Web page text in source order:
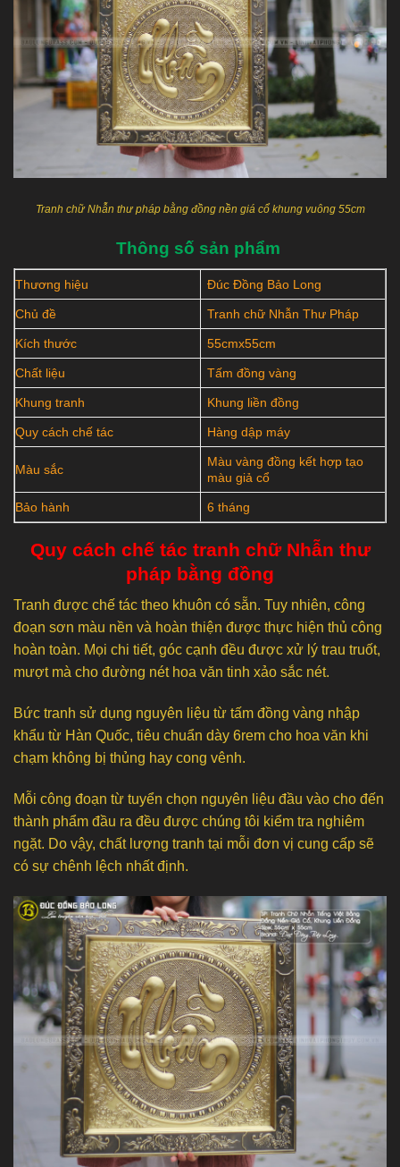
Tranh chữ Nhẫn thư pháp bằng đồng nền giá cổ khung vuông 55cm
Thông số sản phẩm
Thương hiệu Đúc Đồng Bảo Long
Chủ đề Tranh chữ Nhẫn Thư Pháp
Kích thước 55cmx55cm
Chất liệu Tấm đồng vàng
Khung tranh Khung liền đồng
Quy cách chế tác Hàng dập máy
Màu sắc
Màu vàng đồng kết hợp tạo
màu giả cổ
Bảo hành 6 tháng
Quy cách chế tác tranh chữ Nhẫn thư
pháp bằng đồng
Tranh được chế tác theo khuôn có sẵn. Tuy nhiên, công
đoạn sơn màu nền và hoàn thiện được thực hiện thủ công
hoàn toàn. Mọi chi tiết, góc cạnh đều được xử lý trau truốt,
mượt mà cho đường nét hoa văn tinh xảo sắc nét.
Bức tranh sử dụng nguyên liệu từ tấm đồng vàng nhập
khẩu từ Hàn Quốc, tiêu chuẩn dày 6rem cho hoa văn khi
chạm không bị thủng hay cong vênh.
Mỗi công đoạn từ tuyển chọn nguyên liệu đầu vào cho đến
thành phẩm đầu ra đều được chúng tôi kiểm tra nghiêm
ngặt. Do vậy, chất lượng tranh tại mỗi đơn vị cung cấp sẽ
có sự chênh lệch nhất định.